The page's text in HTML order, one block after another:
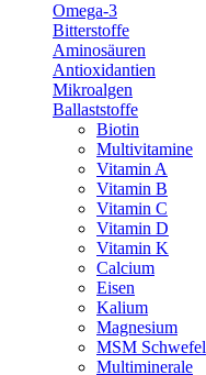
Omega-3
Bitterstoffe
Aminosäuren
Antioxidantien
Mikroalgen
Ballaststoffe
Biotin
Multivitamine
Vitamin A
Vitamin B
Vitamin C
Vitamin D
Vitamin K
Calcium
Eisen
Kalium
Magnesium
MSM Schwefel
Multiminerale